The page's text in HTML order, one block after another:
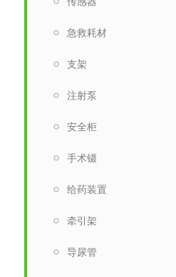
急救耗材
支架
注射泵
安全柜
手术镊
给药装置
牵引架
导尿管